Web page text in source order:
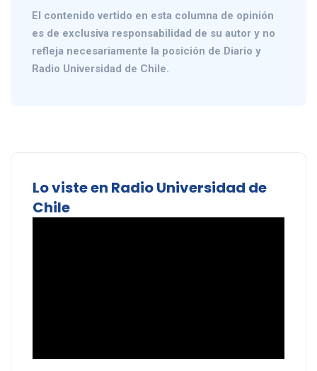
El contenido vertido en esta columna de opinión
es de exclusiva responsabilidad de su autor y no
refleja necesariamente la posición de Diario y
Radio Universidad de Chile.
Lo viste en Radio Universidad de
Chile